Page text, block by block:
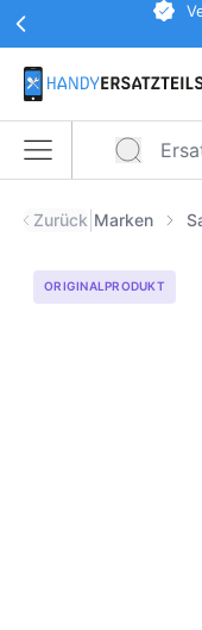
Zum Hauptinhalt
Werbeaktionen
Menü öffnen
Zurück Marken
ORIGINALPRODUKT